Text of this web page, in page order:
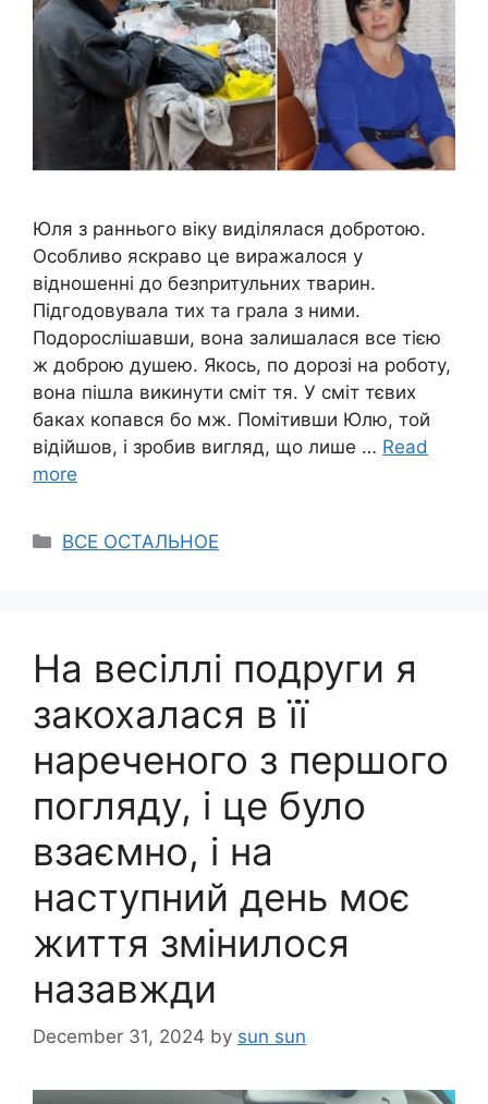
Юля з раннього віку виділялася добротою.
Особливо яскраво це виражалося у
відношенні до безnритульних тварин.
Підгодовувала тих та грала з ними.
Подорослішавши, вона залишалася все тією
ж доброю душею. Якось, по дорозі на роботу,
вона пішла викинути сміт тя. У сміт тєвих
баках копався бо мж. Помітивши Юлю, той
відійшов, і зробив вигляд, що лише … Read
more
Categories
ВСЕ ОСТАЛЬНОЕ
На весіллі подруги я
закохалася в її
нареченого з першого
погляду, і це було
взаємно, і на
наступний день моє
життя змінилося
назавжди
December 31, 2024 by sun sun